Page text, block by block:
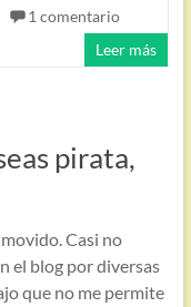
1 comentario
Leer más
pirata,
Casi no
el blog por diversas
que no me permite